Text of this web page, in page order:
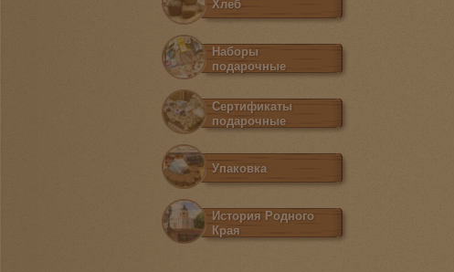
Хлеб
Наборы
подарочные
Сертификаты
подарочные
Упаковка
История Родного
Края